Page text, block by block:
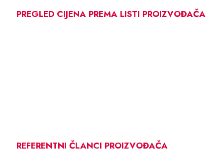
PREGLED CIJENA PREMA LISTI PROIZVOĐAČA
REFERENTNI ČLANCI PROIZVOĐAČA